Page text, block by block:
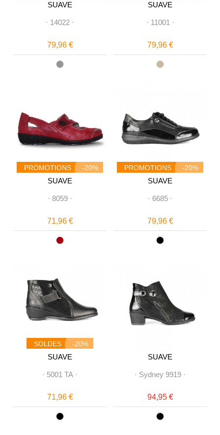
SUAVE
· 14022 ·
79,96 €
SUAVE
· 11001 ·
79,96 €
PROMOTIONS -20%
SUAVE
· 8059 ·
71,96 €
PROMOTIONS -20%
SUAVE
· 6685 ·
79,96 €
SOLDES -20%
SUAVE
· 5001 TA ·
71,96 €
SUAVE
· Sydney 9919 ·
94,95 €